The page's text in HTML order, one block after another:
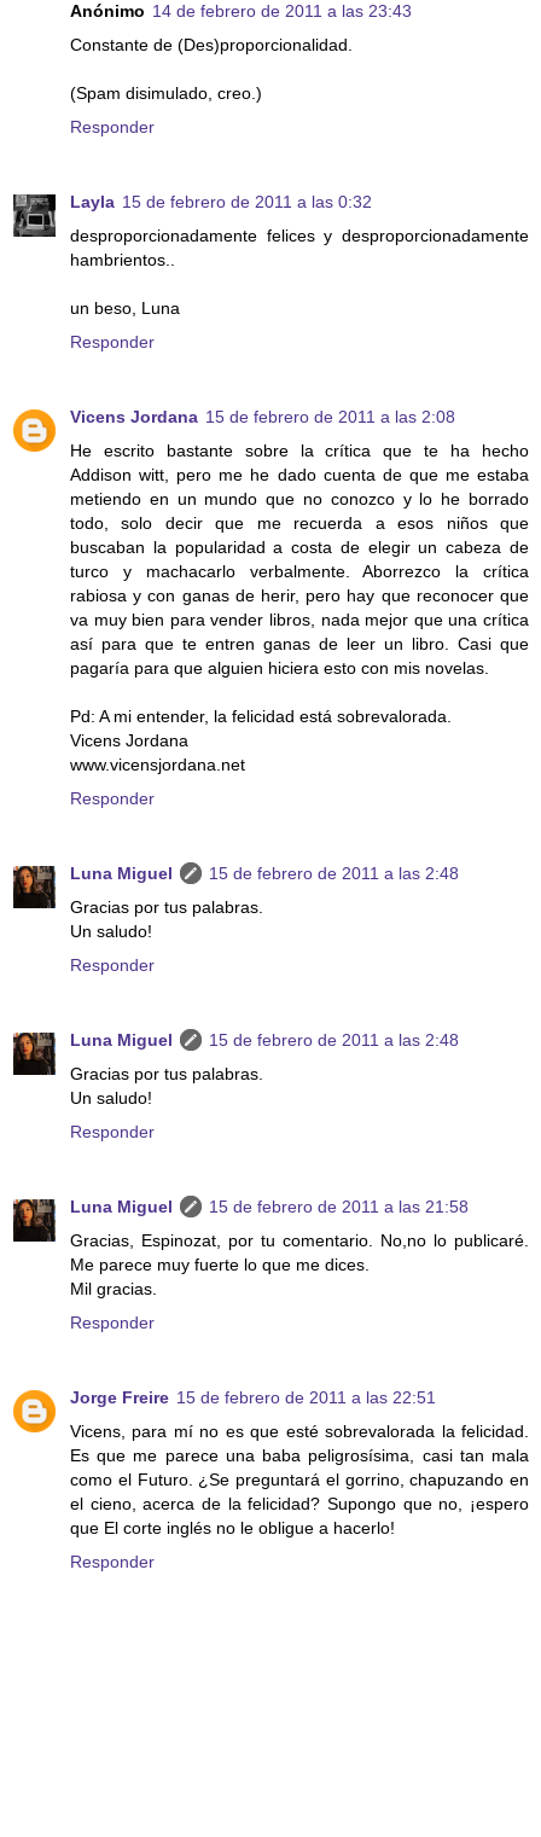
Anónimo 14 de febrero de 2011 a las 23:43
Constante de (Des)proporcionalidad.
(Spam disimulado, creo.)
Responder
Layla 15 de febrero de 2011 a las 0:32
desproporcionadamente felices y desproporcionadamente
hambrientos..
un beso, Luna
Responder
Vicens Jordana 15 de febrero de 2011 a las 2:08
He escrito bastante sobre la crítica que te ha hecho
Addison witt, pero me he dado cuenta de que me estaba
metiendo en un mundo que no conozco y lo he borrado
todo, solo decir que me recuerda a esos niños que
buscaban la popularidad a costa de elegir un cabeza de
turco y machacarlo verbalmente. Aborrezco la crítica
rabiosa y con ganas de herir, pero hay que reconocer que
va muy bien para vender libros, nada mejor que una crítica
así para que te entren ganas de leer un libro. Casi que
pagaría para que alguien hiciera esto con mis novelas.
Pd: A mi entender, la felicidad está sobrevalorada.
Vicens Jordana
www.vicensjordana.net
Responder
Luna Miguel
15 de febrero de 2011 a las 2:48
Gracias por tus palabras.
Un saludo!
Responder
Luna Miguel
15 de febrero de 2011 a las 2:48
Gracias por tus palabras.
Un saludo!
Responder
Luna Miguel
15 de febrero de 2011 a las 21:58
Gracias, Espinozat, por tu comentario. No,no lo publicaré.
Me parece muy fuerte lo que me dices.
Mil gracias.
Responder
Jorge Freire 15 de febrero de 2011 a las 22:51
Vicens, para mí no es que esté sobrevalorada la felicidad.
Es que me parece una baba peligrosísima, casi tan mala
como el Futuro. ¿Se preguntará el gorrino, chapuzando en
el cieno, acerca de la felicidad? Supongo que no, ¡espero
que El corte inglés no le obligue a hacerlo!
Responder